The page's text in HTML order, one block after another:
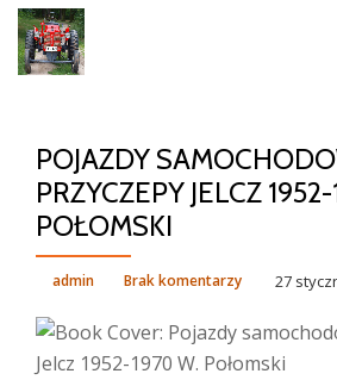
Przeskocz
POJAZDY
PRZYCZEPY JELCZ
POŁOMSKI
admin 27
Brak komentarzy